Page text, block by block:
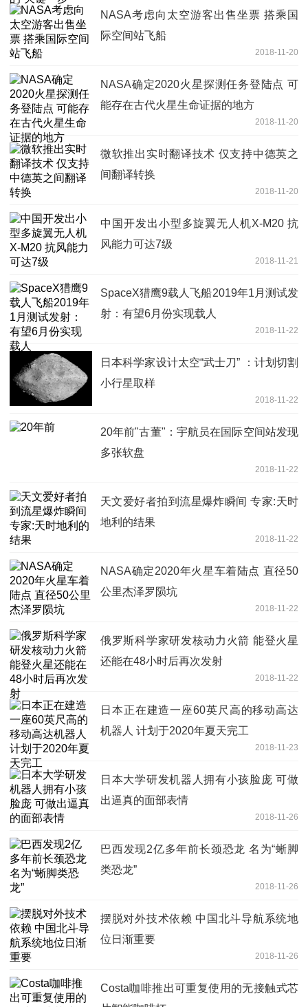
NASA考虑向太空游客出售坐票 搭乘国
际空间站飞船
2018-11-20
NASA确定2020火星探测任务登陆点 可
能存在古代火星生命证据的地方
2018-11-20
微软推出实时翻译技术 仅支持中德英之
间翻译转换
2018-11-20
中国开发出小型多旋翼无人机X-M20 抗
风能力可达7级
2018-11-21
SpaceX猎鹰9载人飞船2019年1月测试发
射：有望6月份实现载人
2018-11-22
日本科学家设计太空“武士刀” ：计划切割
小行星取样
2018-11-22
20年前"古董"：宇航员在国际空间站发现
多张软盘
2018-11-22
天文爱好者拍到流星爆炸瞬间 专家:天时
地利的结果
2018-11-22
NASA确定2020年火星车着陆点 直径50
公里杰泽罗陨坑
2018-11-22
俄罗斯科学家研发核动力火箭 能登火星
还能在48小时后再次发射
2018-11-22
日本正在建造一座60英尺高的移动高达
机器人 计划于2020年夏天完工
2018-11-23
日本大学研发机器人拥有小孩脸庞 可做
出逼真的面部表情
2018-11-26
巴西发现2亿多年前长颈恐龙 名为“蜥脚
类恐龙”
2018-11-26
摆脱对外技术依赖 中国北斗导航系统地
位日渐重要
2018-11-26
Costa咖啡推出可重复使用的无接触式芯